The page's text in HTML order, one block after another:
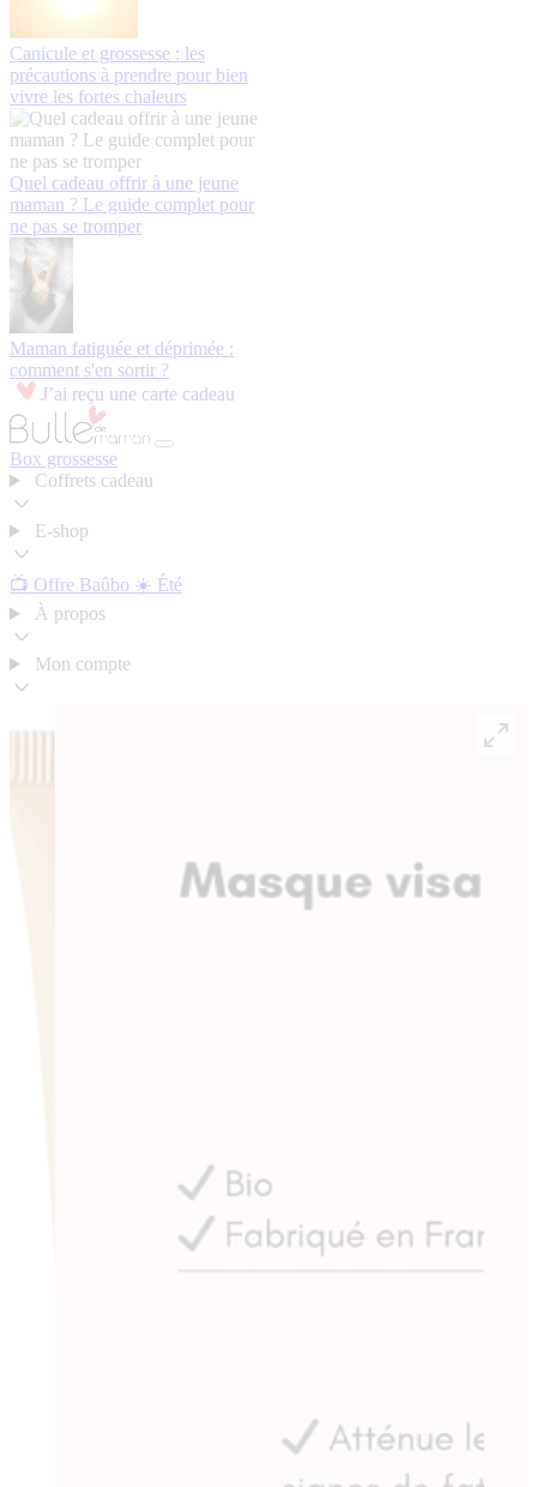
Canicule et grossesse : les
précautions à prendre pour bien
vivre les fortes chaleurs
Quel cadeau offrir à une jeune
maman ? Le guide complet pour
ne pas se tromper
Maman fatiguée et déprimée :
comment s'en sortir ?
J’ai reçu une carte cadeau
Box grossesse
Coffrets cadeau
E-shop
📺 Offre Baûbo ☀️ Été
À propos
Mon compte